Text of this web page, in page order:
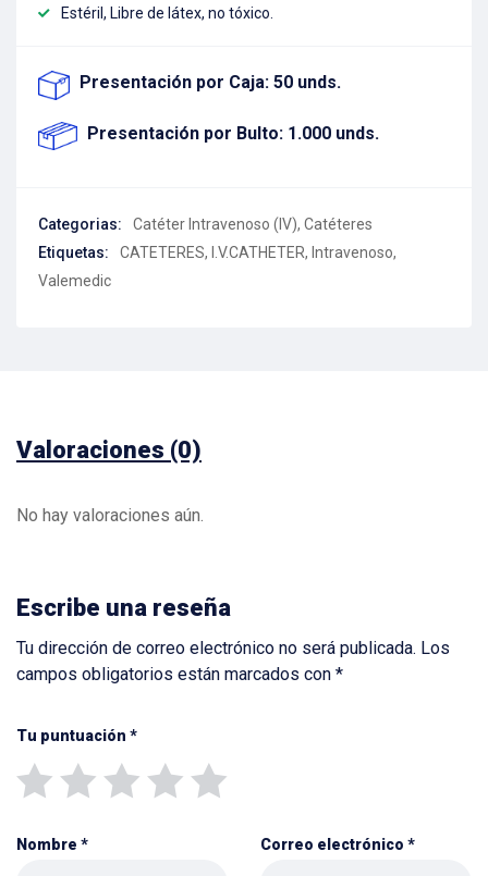
Estéril, Libre de látex, no tóxico.
Presentación por Caja: 50 unds.
Presentación por Bulto: 1.000 unds.
Categorias: Catéter Intravenoso (IV), Catéteres
Etiquetas:
CATETERES, I.V.CATHETER, Intravenoso,
Valemedic
Valoraciones (0)
No hay valoraciones aún.
Escribe una reseña
Tu dirección de correo electrónico no será publicada. Los
campos obligatorios están marcados con *
Tu puntuación *
Nombre * Correo electrónico *